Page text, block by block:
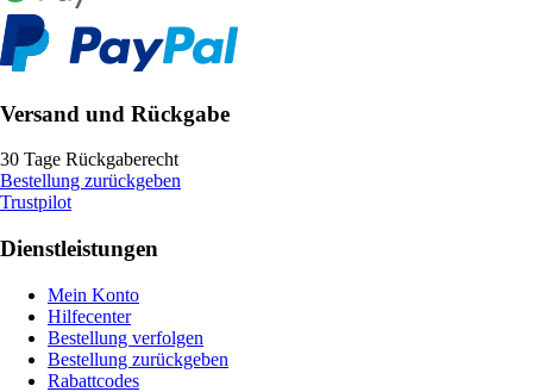
Versand und Rückgabe
30 Tage Rückgaberecht
Bestellung zurückgeben
Trustpilot
Dienstleistungen
Mein Konto
Hilfecenter
Bestellung verfolgen
Bestellung zurückgeben
Rabattcodes